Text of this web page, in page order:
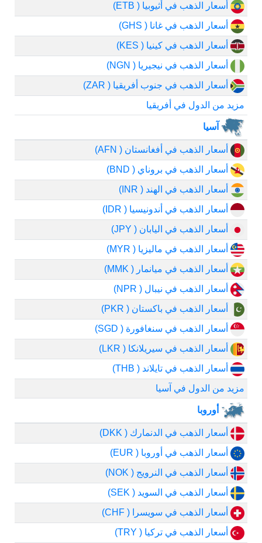
أسعار الذهب في أثيوبيا ( ETB)
أسعار الذهب في غانا ( GHS)
أسعار الذهب في كينيا ( KES)
أسعار الذهب في نيجيريا ( NGN)
أسعار الذهب في جنوب أفريقيا ( ZAR)
مزيد من الدول في أفريقيا
آسيا
أسعار الذهب في أفغانستان ( AFN)
أسعار الذهب في بروناي ( BND)
أسعار الذهب في الهند ( INR)
أسعار الذهب في أندونيسيا ( IDR)
أسعار الذهب في اليابان ( JPY)
أسعار الذهب في ماليزيا ( MYR)
أسعار الذهب في ميانمار ( MMK)
أسعار الذهب في نيبال ( NPR)
أسعار الذهب في باكستان ( PKR)
أسعار الذهب في سنغافورة ( SGD)
أسعار الذهب في سيريلانكا ( LKR)
أسعار الذهب في تايلاند ( THB)
مزيد من الدول في آسيا
أوروبا
أسعار الذهب في الدنمارك ( DKK)
أسعار الذهب في أوروبا ( EUR)
أسعار الذهب في النرويج ( NOK)
أسعار الذهب في السويد ( SEK)
أسعار الذهب في سويسرا ( CHF)
أسعار الذهب في تركيا ( TRY)